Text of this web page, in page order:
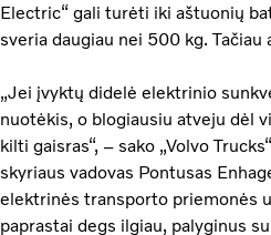
Electric“ gali turėti iki aštuonių
sveria daugiau nei 500 kg. Tačiau
„Jei įvyktų didelė elektrinio
nuotėkis, o blogiausiu atveju dėl
kilti gaisras“, – sako „Volvo
skyriaus vadovas Pontusas
elektrinės transporto priemonės
paprastai degs ilgiau, palyginus